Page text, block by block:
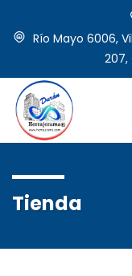
Río Mayo 6006,
207,
Tienda